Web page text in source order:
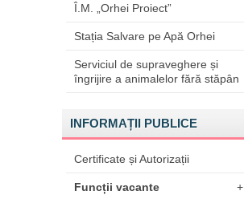
Î.M. „Orhei Proiect”
Stația Salvare pe Apă Orhei
Serviciul de supraveghere și
îngrijire a animalelor fără stăpân
INFORMAȚII PUBLICE
Certificate și Autorizații
Funcții vacante +